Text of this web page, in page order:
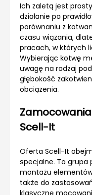
Ich zaletą jest
działanie po
porównaniu z
czasu wiązania,
pracach, w których
Wybierając kotwę
uwagę na rodzaj
głębokość
obciążenia.
Scell-It
Oferta Scell-It
specjalne. To grupa
montażu
także do
klasyczne